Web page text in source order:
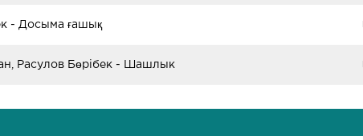
- Досыма ғашық
Расулов Бөрібек - Шашлык